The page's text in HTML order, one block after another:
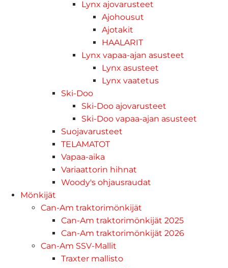
Lynx ajovarusteet
Ajohousut
Ajotakit
HAALARIT
Lynx vapaa-ajan asusteet
Lynx asusteet
Lynx vaatetus
Ski-Doo
Ski-Doo ajovarusteet
Ski-Doo vapaa-ajan asusteet
Suojavarusteet
TELAMATOT
Vapaa-aika
Variaattorin hihnat
Woody's ohjausraudat
Mönkijät
Can-Am traktorimönkijät
Can-Am traktorimönkijät 2025
Can-Am traktorimönkijät 2026
Can-Am SSV-Mallit
Traxter mallisto